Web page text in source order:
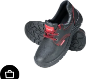
Wybierz opcje